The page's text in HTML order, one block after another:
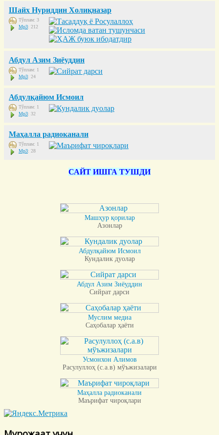
Шайх Нуриддин Холиқназар
Тўплам: 3
Mp3: 212
Абдул Азим Зиёуддин
Тўплам: 1
Mp3: 24
Абдулқайюм Исмоил
Тўплам: 1
Mp3: 32
Маҳалла радиоканали
Тўплам: 1
Mp3: 28
САЙТ ИШГА ТУШДИ
Машҳур қорилар
Азонлар
Абдулқайюм Исмоил
Кундалик дуолар
Абдул Азим Зиёуддин
Сийрат дарси
Муслим медиа
Саҳобалар ҳаёти
Усмонхон Алимов
Расулуллоҳ (с.а.в) мўъжизалари
Маҳалла радиоканали
Маърифат чироқлари